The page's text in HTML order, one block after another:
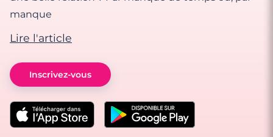
manque
Lire l'article
Inscrivez-vous